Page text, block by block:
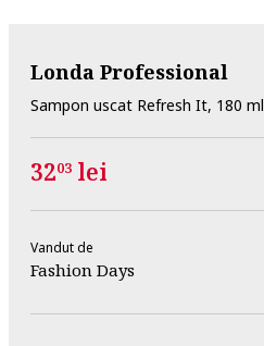
Londa Professional
Sampon uscat Refresh It, 180 ml
3203 lei
Vandut de
Fashion Days